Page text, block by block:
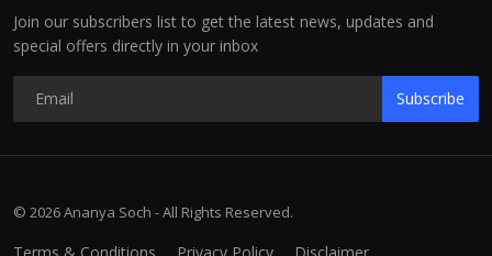
Join our subscribers list to get the latest news, updates and
special offers directly in your inbox
Subscribe
© 2026 Ananya Soch - All Rights Reserved.
Terms & Conditions Privacy Policy Disclaimer